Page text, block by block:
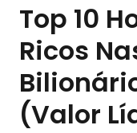
Top 10
Ricos
(Valor